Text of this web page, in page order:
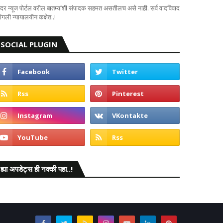
न्यूज पोर्टल वरील बातम्यांशी संपादक सहमत असतीलच असे नाही. सर्व वादविवाद
न्यायालयीन कक्षेत..!
SOCIAL PLUGIN
ह्या अपडेट्स ही नक्की पहा..!